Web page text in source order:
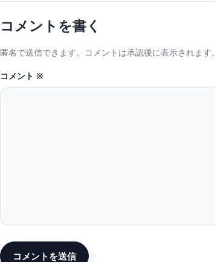
コメントを書く
匿名で送信できます。コメントは承認後に表示されます。
コメント ※